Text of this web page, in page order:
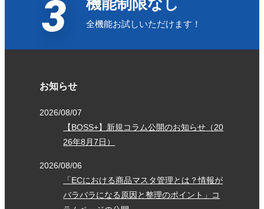
3 機能制限なし
全機能お試しいただけます！
お知らせ
2026/08/07
【BOSS+】新規コラム公開のお知らせ（20
26年8月7日）
2026/08/06
「ECにおける商品マスタ管理とは？情報が
バラバラになる原因と整理のポイント」コ